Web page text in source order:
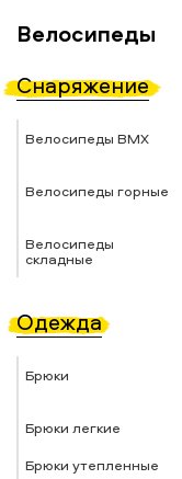
Велосипеды
Снаряжение
Велосипеды BMX
Велосипеды горные
Велосипеды
складные
Одежда
Брюки
Брюки легкие
Брюки утепленные